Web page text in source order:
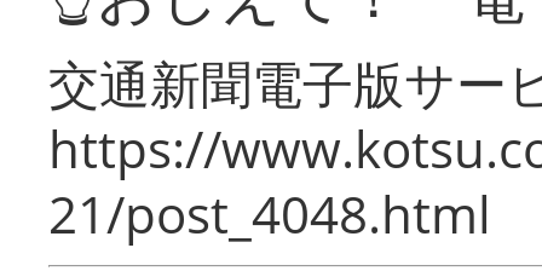
交通新聞電子版サー
https://
21/post_4048.html